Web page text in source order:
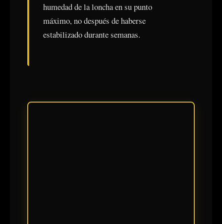
humedad de la loncha en su punto
máximo, no después de haberse
estabilizado durante semanas.